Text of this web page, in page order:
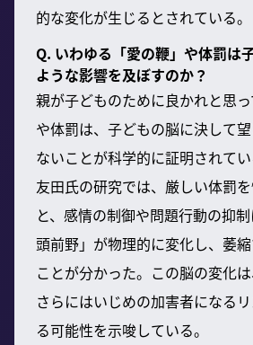
的な変化が生じるとされている。
Q. いわゆる「愛の鞭」や体罰は
ような影響を及ぼすのか？
親が子どものために良かれと思っ
や体罰は、子どもの脳に決して
ないことが科学的に証明されてい
友田氏の研究では、厳しい体罰
と、感情の制御や問題行動の抑
頭前野」が物理的に変化し、萎
ことが分かった。この脳の変化は
さらにはいじめの加害者になる
る可能性を示唆している。